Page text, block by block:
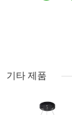
기타 제품